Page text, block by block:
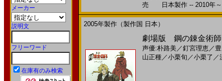
メーカー
説明文
フリーワード
在庫有のみ検索
売 日本製作 -- 2010年～
2005年製作（製作国 日本）
劇場版 鋼の錬金術
声優:朴路美／釘宮理恵／
山正種／小栗旬 ／小栗了 ／